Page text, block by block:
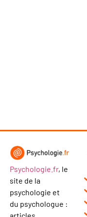
Psychologie.fr, le
site de la
psychologie et
du psychologue :